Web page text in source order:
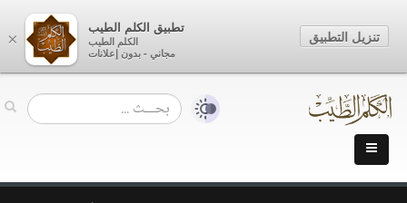
×
تطبيق الكلم الطيب
الكلم الطيب
مجاني - بدون إعلانات
تنزيل التطبيق